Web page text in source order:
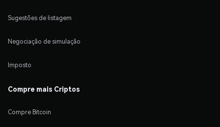
Sugestões de listagem
Negociação de simulação
Imposto
Compre mais Criptos
Compre Bitcoin